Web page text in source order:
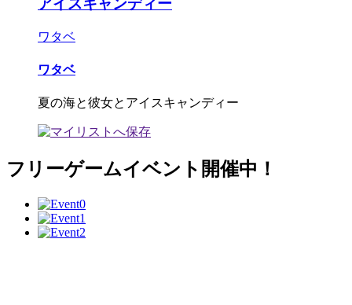
アイスキャンディー
ワタベ
ワタベ
夏の海と彼女とアイスキャンディー
フリーゲームイベント開催中！